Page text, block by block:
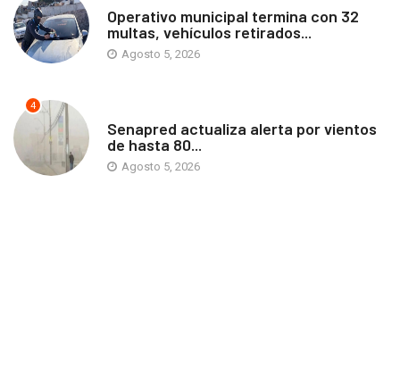
Operativo municipal termina con 32
multas, vehículos retirados...
Agosto 5, 2026
4
Senapred actualiza alerta por vientos
de hasta 80...
Agosto 5, 2026